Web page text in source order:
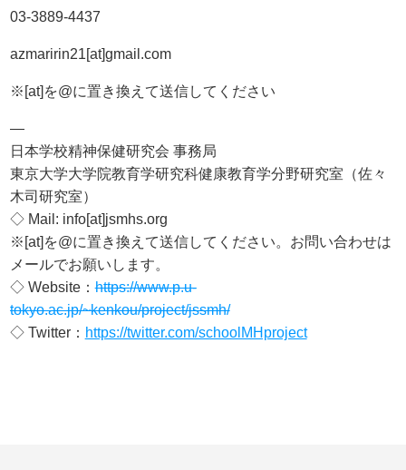
03-3889-4437
azmaririn21[at]gmail.com
※[at]を@に置き換えて送信してください
—
日本学校精神保健研究会 事務局
東京大学大学院教育学研究科健康教育学分野研究室（佐々
木司研究室）
◇ Mail: info[at]jsmhs.org
※[at]を@に置き換えて送信してください。お問い合わせは
メールでお願いします。
◇ Website：https://www.p.u-
tokyo.ac.jp/~kenkou/project/jssmh/
◇ Twitter： https://twitter.com/schoolMHproject